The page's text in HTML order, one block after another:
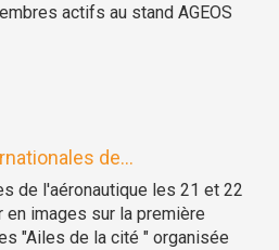
actifs au stand AGEOS
de...
de l'aéronautique les 21 et 22
en images sur la première
"Ailes de la cité " organisée